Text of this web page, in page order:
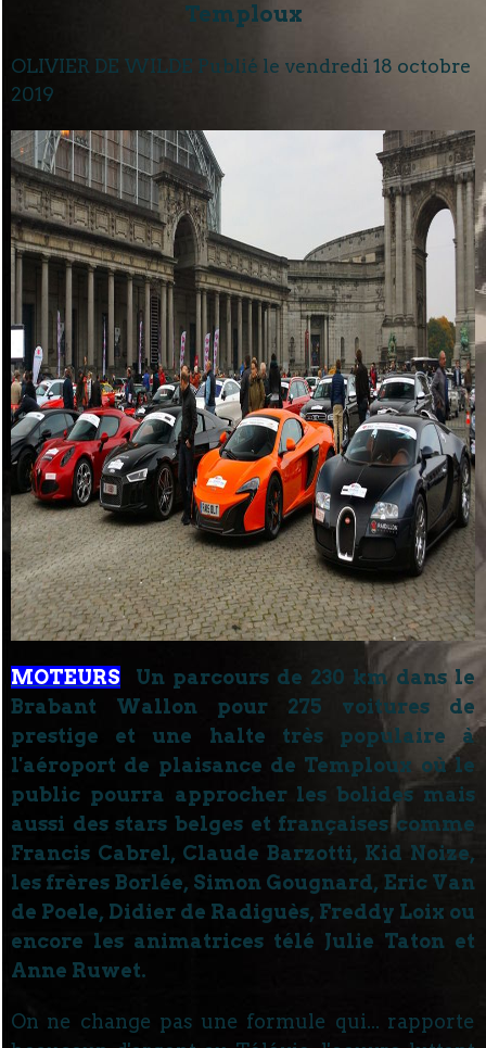
Temploux
OLIVIER DE WILDE Publié le vendredi 18 octobre
2019
MOTEURS
Un parcours de 230 km dans le
Brabant Wallon pour 275 voitures de
prestige et une halte très populaire à
l'aéroport de plaisance de Temploux où le
public pourra approcher les bolides mais
aussi des stars belges et françaises comme
Francis Cabrel, Claude Barzotti, Kid Noize,
les frères Borlée, Simon Gougnard, Eric Van
de Poele, Didier de Radiguès, Freddy Loix ou
encore les animatrices télé Julie Taton et
Anne Ruwet.
On ne change pas une formule qui... rapporte